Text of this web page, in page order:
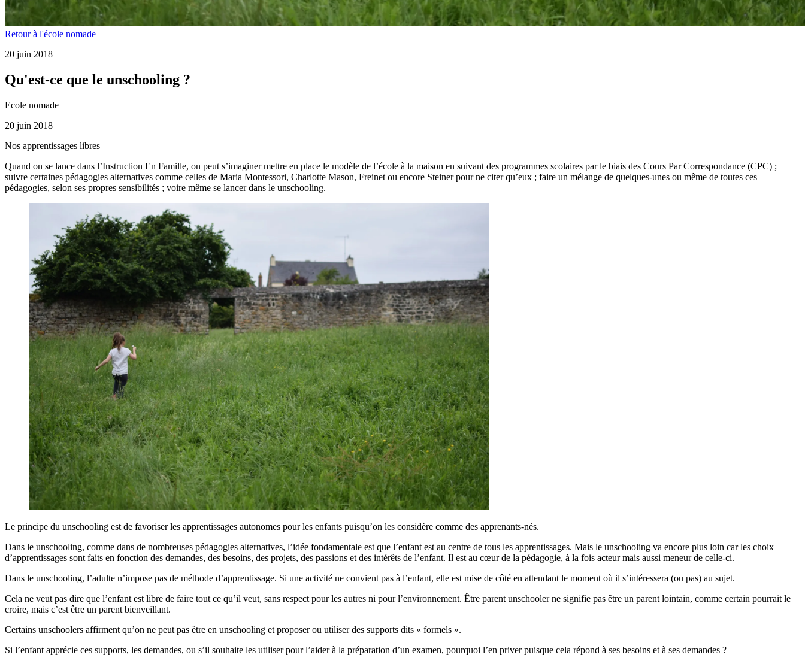
Retour à l'école nomade
20 juin 2018
Qu'est-ce que le unschooling ?
Ecole nomade
20 juin 2018
Nos apprentissages libres
Quand on se lance dans l’Instruction En Famille, on peut s’imaginer mettre en place le modèle de l’école à la maison en suivant des programmes scolaires par le biais des Cours Par Correspondance (CPC) ;
suivre certaines pédagogies alternatives comme celles de Maria Montessori, Charlotte Mason, Freinet ou encore Steiner pour ne citer qu’eux ; faire un mélange de quelques-unes ou même de toutes ces
pédagogies, selon ses propres sensibilités ; voire même se lancer dans le unschooling.
Le principe du unschooling est de favoriser les apprentissages autonomes pour les enfants puisqu’on les considère comme des apprenants-nés.
Dans le unschooling, comme dans de nombreuses pédagogies alternatives, l’idée fondamentale est que l’enfant est au centre de tous les apprentissages. Mais le unschooling va encore plus loin car les choix
d’apprentissages sont faits en fonction des demandes, des besoins, des projets, des passions et des intérêts de l’enfant. Il est au cœur de la pédagogie, à la fois acteur mais aussi meneur de celle-ci.
Dans le unschooling, l’adulte n’impose pas de méthode d’apprentissage. Si une activité ne convient pas à l’enfant, elle est mise de côté en attendant le moment où il s’intéressera (ou pas) au sujet.
Cela ne veut pas dire que l’enfant est libre de faire tout ce qu’il veut, sans respect pour les autres ni pour l’environnement. Être parent unschooler ne signifie pas être un parent lointain, comme certain pourrait le
croire, mais c’est être un parent bienveillant.
Certains unschoolers affirment qu’on ne peut pas être en unschooling et proposer ou utiliser des supports dits « formels ».
Si l’enfant apprécie ces supports, les demandes, ou s’il souhaite les utiliser pour l’aider à la préparation d’un examen, pourquoi l’en priver puisque cela répond à ses besoins et à ses demandes ?